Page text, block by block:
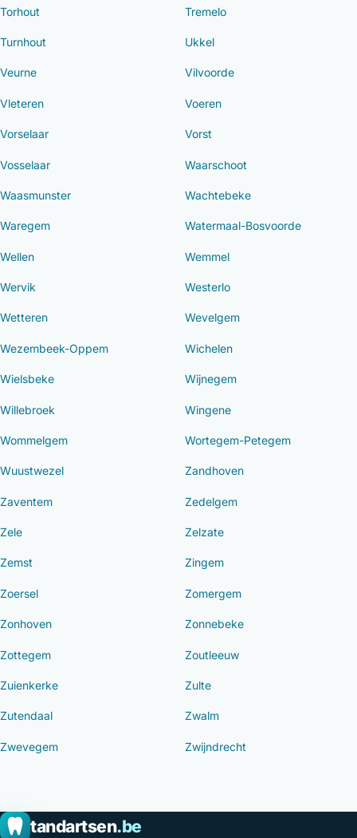
Torhout Tremelo
Turnhout Ukkel
Veurne Vilvoorde
Vleteren Voeren
Vorselaar Vorst
Vosselaar Waarschoot
Waasmunster Wachtebeke
Waregem Watermaal-Bosvoorde
Wellen Wemmel
Wervik Westerlo
Wetteren Wevelgem
Wezembeek-Oppem Wichelen
Wielsbeke Wijnegem
Willebroek Wingene
Wommelgem Wortegem-Petegem
Wuustwezel Zandhoven
Zaventem Zedelgem
Zele Zelzate
Zemst Zingem
Zoersel Zomergem
Zonhoven Zonnebeke
Zottegem Zoutleeuw
Zuienkerke Zulte
Zutendaal Zwalm
Zwevegem Zwijndrecht
tandartsen.be